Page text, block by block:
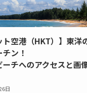
ト空港（HKT）】東洋
ン！
ーチへのアクセスと画
日